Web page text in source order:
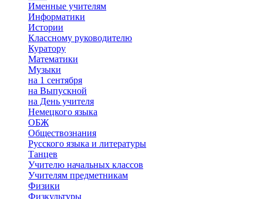
Именные учителям
Информатики
Истории
Классному руководителю
Куратору
Математики
Музыки
на 1 сентября
на Выпускной
на День учителя
Немецкого языка
ОБЖ
Обществознания
Русского языка и литературы
Танцев
Учителю начальных классов
Учителям предметникам
Физики
Физкультуры